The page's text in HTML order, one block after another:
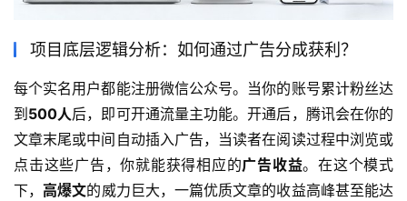
项目底层逻辑分析：如何通过广告分成获利？
每个实名用户都能注册微信公众号。当你的账号累计粉丝达
到 500人后，即可开通流量主功能。开通后，腾讯会在你的
文章末尾或中间自动插入广告，当读者在阅读过程中浏览或
点击这些广告，你就能获得相应的广告收益。在这个模式
下，高爆文的威力巨大，一篇优质文章的收益高峰甚至能达